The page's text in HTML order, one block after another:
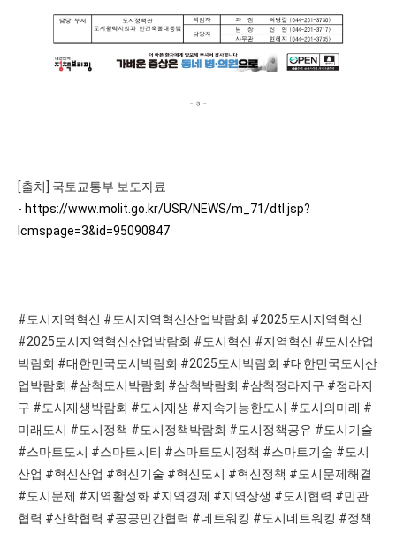
[출처] 국토교통부 보도자료
- https://www.molit.go.kr/USR/NEWS/m_71/dtl.jsp?
lcmspage=3&id=95090847
#도시지역혁신 #도시지역혁신산업박람회 #2025도시지역혁신
#2025도시지역혁신산업박람회 #도시혁신 #지역혁신 #도시산업
박람회 #대한민국도시박람회 #2025도시박람회 #대한민국도시산
업박람회 #삼척도시박람회 #삼척박람회 #삼척정라지구 #정라지
구 #도시재생박람회 #도시재생 #지속가능한도시 #도시의미래 #
미래도시 #도시정책 #도시정책박람회 #도시정책공유 #도시기술
#스마트도시 #스마트시티 #스마트도시정책 #스마트기술 #도시
산업 #혁신산업 #혁신기술 #혁신도시 #혁신정책 #도시문제해결
#도시문제 #지역활성화 #지역경제 #지역상생 #도시협력 #민관
협력 #산학협력 #공공민간협력 #네트워킹 #도시네트워킹 #정책